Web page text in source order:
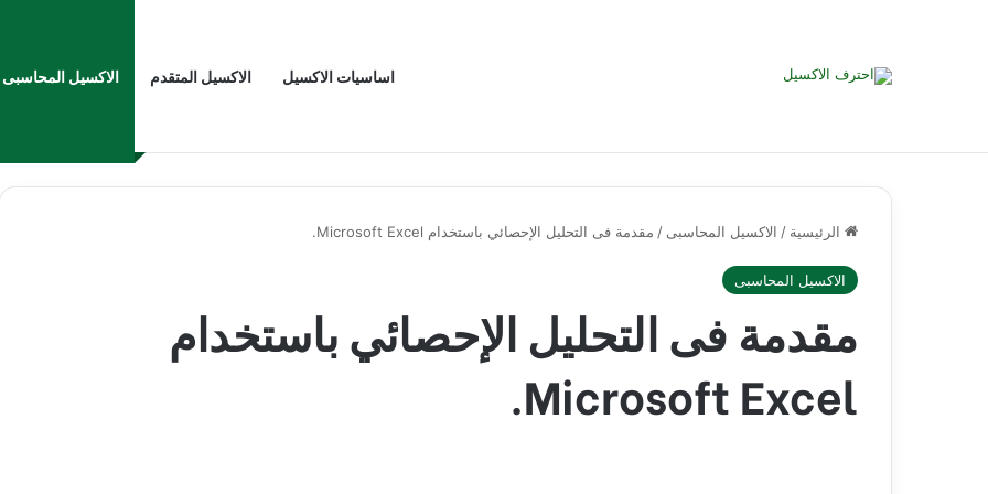
اساسيات الاكسيل الاكسيل المتقدم الاكسيل المحاسبى
الرئيسية / الاكسيل المحاسبى / مقدمة فى التحليل الإحصائي باستخدام Microsoft Excel.
الاكسيل المحاسبى
مقدمة فى التحليل الإحصائي باستخدام
Microsoft Excel.